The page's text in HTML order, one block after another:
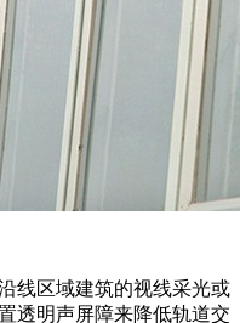
线区域建筑的视线采光或
透明声屏障来降低轨道交